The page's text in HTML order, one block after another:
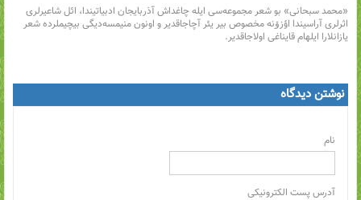
«محمد سبحانی» بو شعر مجموعه‌سی ایله چاغداش آذربایجان ادبیاتیندا، ائل شاعیرلری
اثرلری آراسیندا اؤزۆنه مخصوص بیر یئر آچاجاقدیر و اونون منیمسه‌دیگی بیچیملرده شعر
یازانلارا ایلهام قایناغی اولاجاقدیر.
نوشتن دیدگاه
نام
آدرس پست الکترونیکی